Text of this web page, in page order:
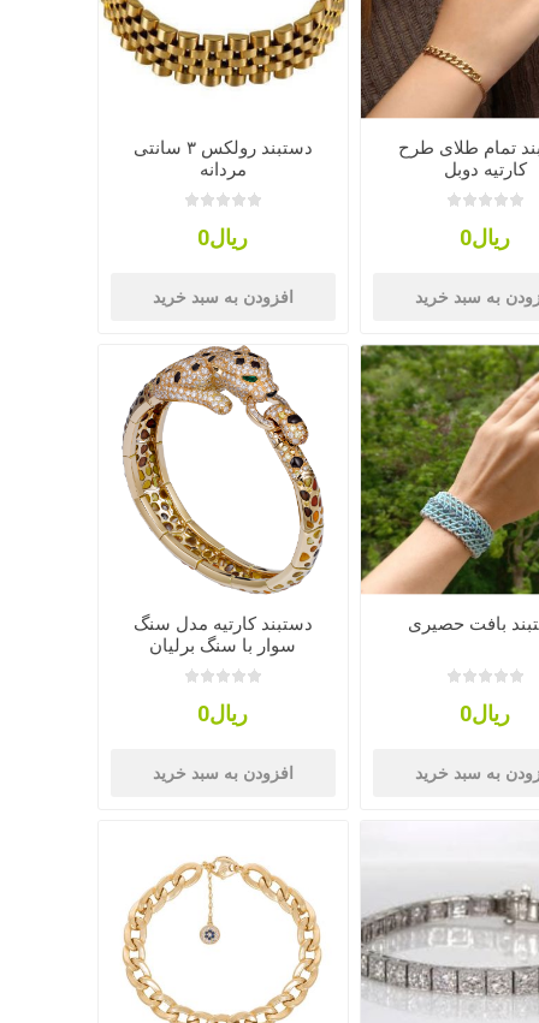
تمام طلای طرح
کارتیه دوبل
ریال0
به سبد خرید
دستبند رولکس ۳ سانتی
مردانه
ریال0
افزودن به سبد خرید
بافت حصیری
ریال0
به سبد خرید
دستبند کارتیه مدل سنگ
سوار با سنگ برلیان
ریال0
افزودن به سبد خرید